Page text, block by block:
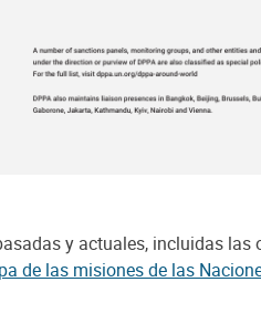
y actuales, incluidas
de las misiones de las